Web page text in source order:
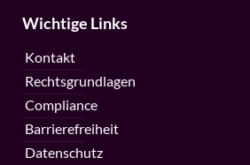
Wichtige Links
Kontakt
Rechtsgrundlagen
Compliance
Barrierefreiheit
Datenschutz